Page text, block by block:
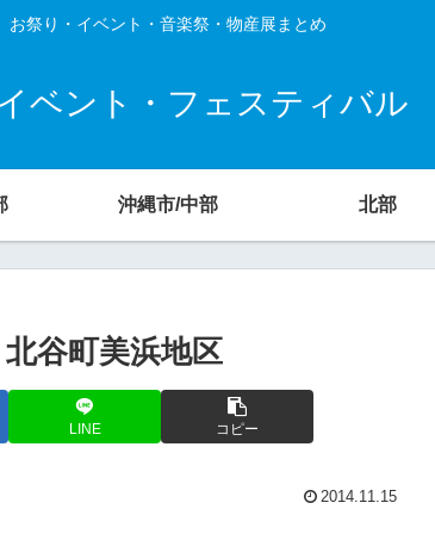
お祭り・イベント・音楽祭・物産展まとめ
ベント・フェスティバル
沖縄市/中部 北部
谷町美浜地区
LINE コピー
2014.11.15